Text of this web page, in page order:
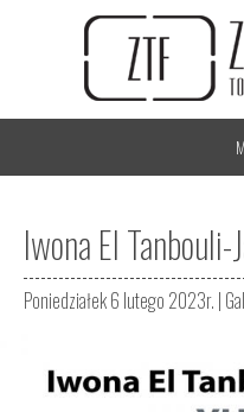
Iwona El Tanbouli-
Poniedziałek 6 lutego 2023r. |